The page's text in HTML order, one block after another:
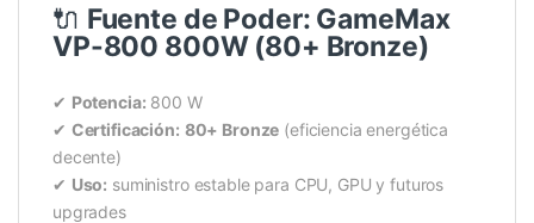
🔌 Fuente de Poder: GameMax
VP-800 800W (80+ Bronze)
✔ Potencia: 800 W
✔ Certificación: 80+ Bronze (eficiencia energética
decente)
✔ Uso: suministro estable para CPU, GPU y futuros
upgrades